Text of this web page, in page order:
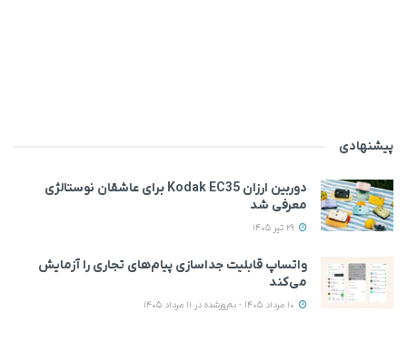
پیشنهادی
دوربین ارزان Kodak EC35 برای عاشقان نوستالژی
معرفی شد
واتساپ قابلیت جداسازی پیام‌های تجاری را آزمایش
می‌کند